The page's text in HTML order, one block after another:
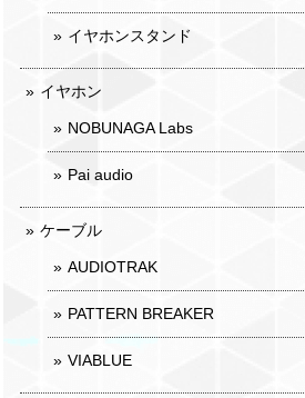
イヤホンスタンド
イヤホン
NOBUNAGA Labs
Pai audio
ケーブル
AUDIOTRAK
PATTERN BREAKER
VIABLUE